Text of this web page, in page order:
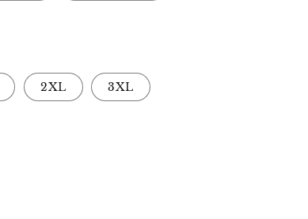
2XL 3XL